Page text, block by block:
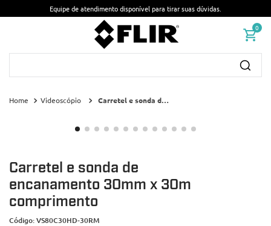
Equipe de atendimento disponível para tirar suas dúvidas.
0
Busque por nome ou código...
Videoscópio Carretel e sonda de encanamento 30mm x 30m comprimento
Carretel e sonda de
encanamento 30mm x 30m
comprimento
Código:VS80C30HD-30RM